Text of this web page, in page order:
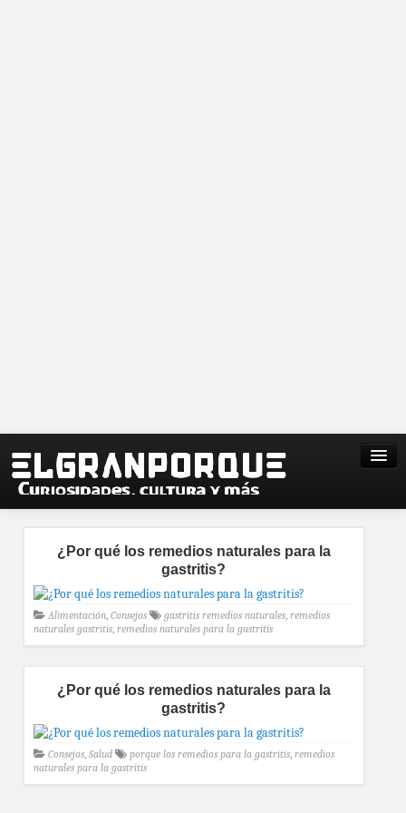
¿Por qué los remedios naturales para la
gastritis?
Alimentación, Consejos gastritis remedios naturales, remedios
naturales gastritis, remedios naturales para la gastritis
¿Por qué los remedios naturales para la
gastritis?
Consejos Salud porque los remedios para la gastritis remedios
naturales para la gastritis